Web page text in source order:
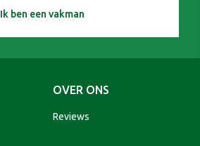
Ik ben een vakman
OVER ONS
Reviews